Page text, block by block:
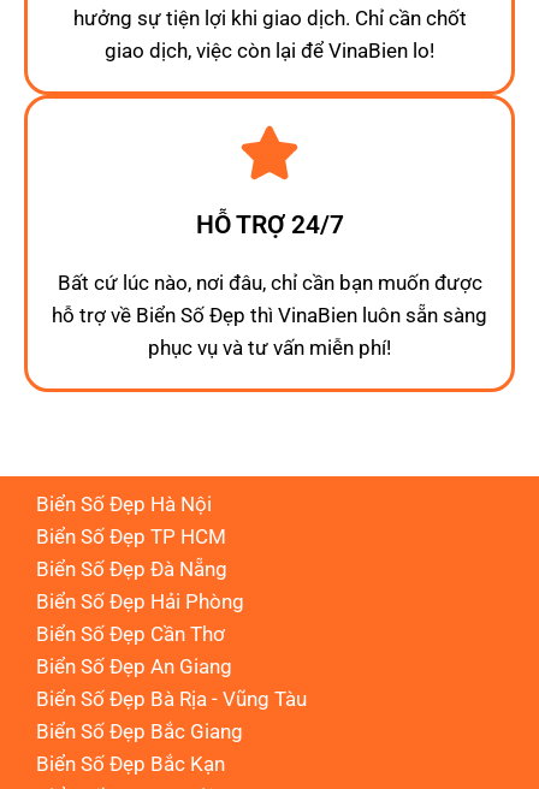
hưởng sự tiện lợi khi giao dịch. Chỉ cần chốt
giao dịch, việc còn lại để VinaBien lo!
HỖ TRỢ 24/7
Bất cứ lúc nào, nơi đâu, chỉ cần bạn muốn được
hỗ trợ về Biển Số Đẹp thì VinaBien luôn sẵn sàng
phục vụ và tư vấn miễn phí!
Biển Số Đẹp Hà Nội
Biển Số Đẹp TP HCM
Biển Số Đẹp Đà Nẵng
Biển Số Đẹp Hải Phòng
Biển Số Đẹp Cần Thơ
Biển Số Đẹp An Giang
Biển Số Đẹp Bà Rịa - Vũng Tàu
Biển Số Đẹp Bắc Giang
Biển Số Đẹp Bắc Kạn